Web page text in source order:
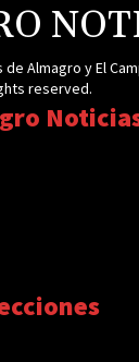
Almagro y El
reserved.